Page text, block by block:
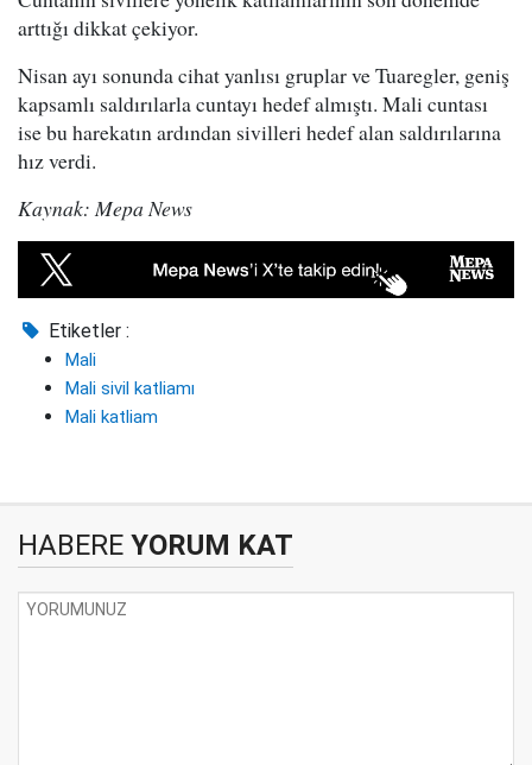
arttığı dikkat çekiyor.
Nisan ayı sonunda cihat yanlısı gruplar ve Tuaregler, geniş
kapsamlı saldırılarla cuntayı hedef almıştı. Mali cuntası
ise bu harekatın ardından sivilleri hedef alan saldırılarına
hız verdi.
Kaynak: Mepa News
Etiketler :
Mali
Mali sivil katliamı
Mali katliam
HABERE YORUM KAT